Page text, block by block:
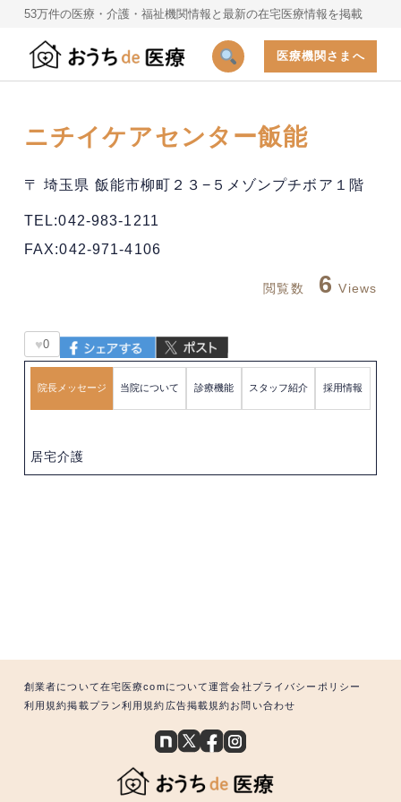
53万件の医療・介護・福祉機関情報と最新の在宅医療情報を掲載
医療機関さまへ
ニチイケアセンター飯能
〒 埼玉県 飯能市柳町２３−５メゾンプチボア１階
TEL:042-983-1211
FAX:042-971-4106
閲覧数 6 Views
♥0
院長メッセージ 当院について 診療機能 スタッフ紹介 採用情報
居宅介護
創業者について在宅医療comについて運営会社 プライバシーポリシー
利用規約掲載プラン利用規約 広告掲載規約お問い合わせ